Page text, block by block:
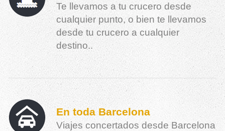
Te llevamos a tu crucero desde
cualquier punto, o bien te llevamos
desde tu crucero a cualquier
destino..
En toda Barcelona
Viajes concertados desde Barcelona